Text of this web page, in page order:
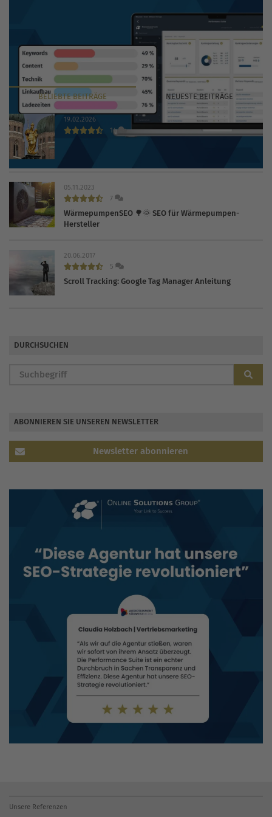
BELIEBTEBEITRÄGE NEUESTEBEITRÄGE
19.02.2026
14
05.11.2023
7
WärmepumpenSEO 🌳🌞 SEO für Wärmepumpen-
Hersteller
20.06.2017
5
Scroll Tracking: Google Tag Manager Anleitung
DURCHSUCHEN
ABONNIEREN SIE UNSEREN NEWSLETTER
Newsletter abonnieren
Unsere Referenzen